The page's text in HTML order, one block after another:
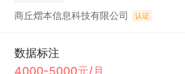
商丘熠本信息科技有限公司 认证
数据标注
4000-5000元/月